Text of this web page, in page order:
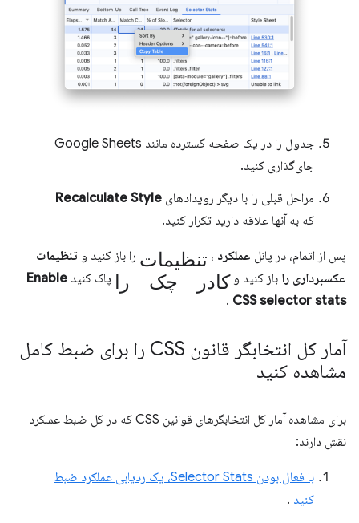
جدول را در یک صفحه گسترده مانند Google Sheets
جای‌گذاری کنید.
مراحل قبلی را با دیگر رویدادهای Recalculate Style
که به آنها علاقه دارید تکرار کنید.
پس از اتمام، در پانل عملکرد ، تنظیمات را باز کنید و تنظیمات
عکسبرداری را باز کنید وکادر چک را پاک کنید Enable
CSS selector stats
.
آمار کل انتخابگر قانون CSS را برای ضبط کامل
مشاهده کنید
برای مشاهده آمار کل انتخابگرهای قوانین CSS که در کل ضبط عملکرد
نقش دارند:
با فعال بودن Selector Stats، یک ردیابی عملکرد ضبط
کنید .